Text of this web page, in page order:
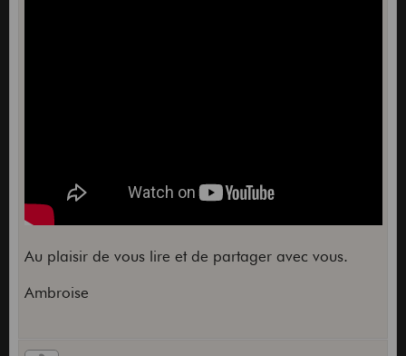
Au plaisir de vous lire et de partager avec vous.
Ambroise